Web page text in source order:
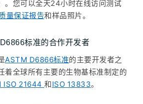
。您可以全天24小时在线访问测试
量保证报告和样品照片。
标准的合作开发者
ASTM D6866标准的主要开发者之
着全球所有主要的生物基标准制定的
ISO 21644 和ISO 13833。